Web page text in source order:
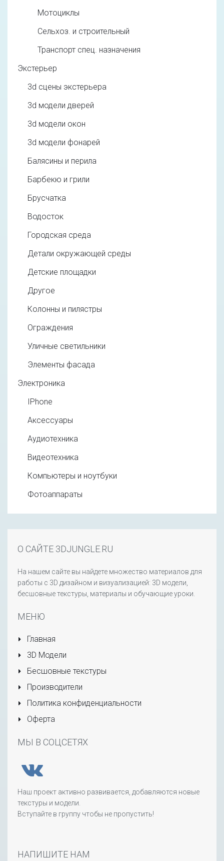
Мотоциклы
Сельхоз. и строительный
Транспорт спец. назначения
Экстерьер
3d cцены экстерьера
3d модели дверей
3d модели окон
3d модели фонарей
Балясины и перила
Барбекю и грили
Брусчатка
Водосток
Городская среда
Детали окружающей среды
Детские площадки
Другое
Колонны и пилястры
Ограждения
Уличные светильники
Элементы фасада
Электроника
IPhone
Аксессуары
Аудиотехника
Видеотехника
Компьютеры и ноутбуки
Фотоаппараты
О САЙТЕ 3DJUNGLE.RU
На нашем сайте вы найдете множество материалов для
работы с 3D дизайном и визуализацией: 3D модели,
бесшовные текстуры, материалы и обучающие уроки.
МЕНЮ
Главная
3D Модели
Бесшовные текстуры
Производители
Политика конфиденциальности
Оферта
МЫ В СОЦСЕТЯХ
Наш проект активно развивается, добавляются новые
текстуры и модели.
Вступайте в группу чтобы не пропустить!
НАПИШИТЕ НАМ